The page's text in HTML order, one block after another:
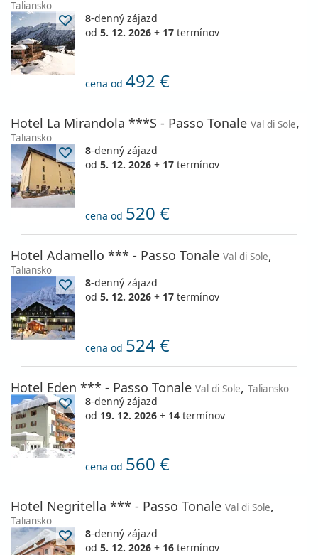
Taliansko
8-denný zájazd
od 5. 12. 2026 + 17 termínov
cena od 492 €
Hotel La Mirandola ***S - Passo Tonale Val di Sole,
Taliansko
8-denný zájazd
od 5. 12. 2026 + 17 termínov
cena od 520 €
Hotel Adamello *** - Passo Tonale Val di Sole,
Taliansko
8-denný zájazd
od 5. 12. 2026 + 17 termínov
cena od 524 €
Hotel Eden *** - Passo Tonale Val di Sole, Taliansko
8-denný zájazd
od 19. 12. 2026 + 14 termínov
cena od 560 €
Hotel Negritella *** - Passo Tonale Val di Sole,
Taliansko
8-denný zájazd
od 5. 12. 2026 + 16 termínov